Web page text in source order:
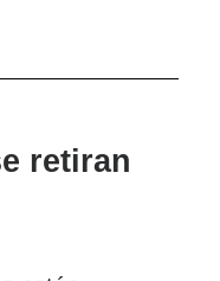
retiran